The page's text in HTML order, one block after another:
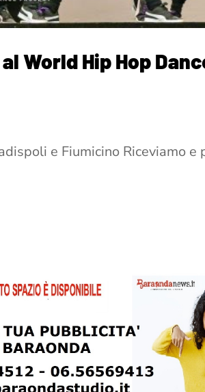
World Hip Hop
e Fiumicino Riceviamo e